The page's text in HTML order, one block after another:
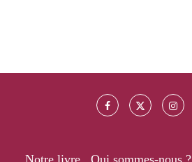
Notre livre Qui sommes-nous ?